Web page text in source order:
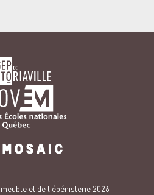
et de l'ébénisterie 2026